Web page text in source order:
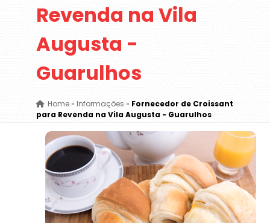
Revenda na Vila
Augusta -
Guarulhos
Home» Informações » Fornecedor de Croissant
para Revenda na Vila Augusta - Guarulhos